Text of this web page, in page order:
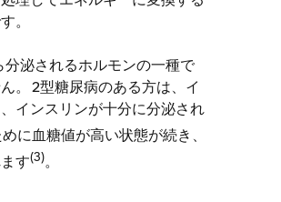
。
分泌されるホルモンの一種で
。 2型糖尿病のある方は、イ
インスリンが十分に分泌され
に血糖値が高い状態が続き、
す(3)。